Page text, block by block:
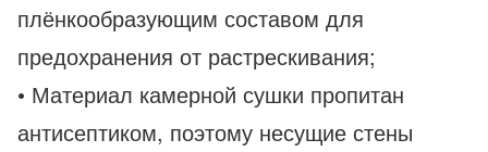
плёнкообразующим составом для
предохранения от растрескивания;
• Материал камерной сушки пропитан
антисептиком, поэтому несущие стены